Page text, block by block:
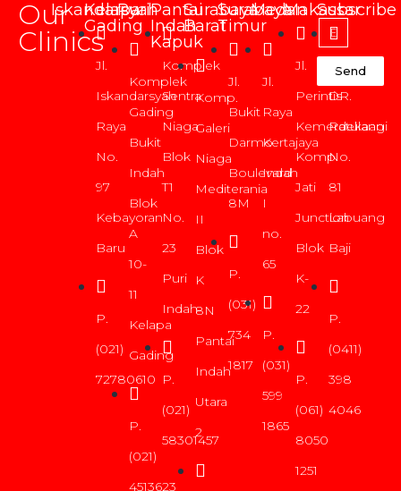
Our
Clinics
Iskandarsyah
Jl.
Iskandarsyah
Raya
No.
97
Kebayoran
Baru
P.
(021)
72780610
Kelapa
Gading
Komplek
Gading
Bukit
Indah
Blok
A
10-
11
Kelapa
Gading
P.
(021)
4513623
Puri
Komplek
Sentra
Niaga
Blok
T1
No.
23
Puri
Indah
P.
(021)
58301457
Pantai
Indah
Kapuk
Komp.
Galeri
Niaga
Mediterania
II
Blok
K
8N
Pantai
Indah
Utara
2
Subscribe
Send
Surabaya
Barat
Jl.
Bukit
Darmo
Boulevard
8M
P.
(031)
734
1817
Surabaya
Timur
Jl.
Raya
Kertajaya
Indah
I
no.
65
P.
(031)
599
1865
Medan
Jl.
Perintis
Kemerdekaan
Komp.
Jati
Junction
Blok
K-
22
P.
(061)
8050
1251
Makassar
Jl.
DR.
Ratulangi
No.
81
Labuang
Baji
P.
(0411)
398
4046